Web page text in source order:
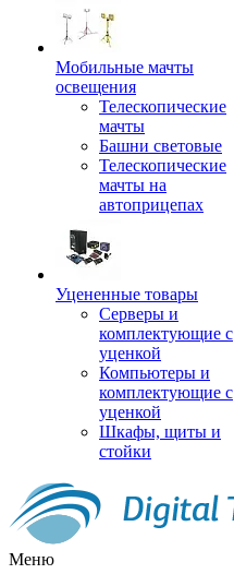
Мобильные мачты
освещения
Телескопические
мачты
Башни световые
Телескопические
мачты на
автоприцепах
Уцененные товары
Серверы и
комплектующие с
уценкой
Компьютеры и
комплектующие с
уценкой
Шкафы, щиты и
стойки
Меню